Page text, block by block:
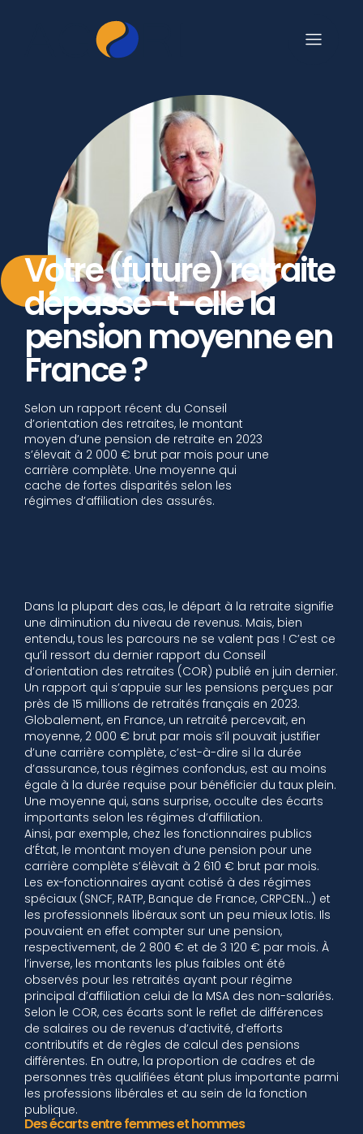
Votre (future) retraite
dépasse-t-elle la
pension moyenne en
France ?
Selon un rapport récent du Conseil
d’orientation des retraites, le montant
moyen d’une pension de retraite en 2023
s’élevait à 2 000 € brut par mois pour une
carrière complète. Une moyenne qui
cache de fortes disparités selon les
régimes d’affiliation des assurés.
Dans la plupart des cas, le départ à la retraite signifie
une diminution du niveau de revenus. Mais, bien
entendu, tous les parcours ne se valent pas ! C’est ce
qu’il ressort du dernier rapport du Conseil
d’orientation des retraites (COR) publié en juin dernier.
Un rapport qui s’appuie sur les pensions perçues par
près de 15 millions de retraités français en 2023.
Globalement, en France, un retraité percevait, en
moyenne, 2 000 € brut par mois s’il pouvait justifier
d’une carrière complète, c’est-à-dire si la durée
d’assurance, tous régimes confondus, est au moins
égale à la durée requise pour bénéficier du taux plein.
Une moyenne qui, sans surprise, occulte des écarts
importants selon les régimes d’affiliation.
Ainsi, par exemple, chez les fonctionnaires publics
d’État, le montant moyen d’une pension pour une
carrière complète s’élèvait à 2 610 € brut par mois.
Les ex-fonctionnaires ayant cotisé à des régimes
spéciaux (SNCF, RATP, Banque de France, CRPCEN…) et
les professionnels libéraux sont un peu mieux lotis. Ils
pouvaient en effet compter sur une pension,
respectivement, de 2 800 € et de 3 120 € par mois. À
l’inverse, les montants les plus faibles ont été
observés pour les retraités ayant pour régime
principal d’affiliation celui de la MSA des non-salariés.
Selon le COR, ces écarts sont le reflet de différences
de salaires ou de revenus d’activité, d’efforts
contributifs et de règles de calcul des pensions
différentes. En outre, la proportion de cadres et de
personnes très qualifiées étant plus importante parmi
les professions libérales et au sein de la fonction
publique.
Des écarts entre femmes et hommes